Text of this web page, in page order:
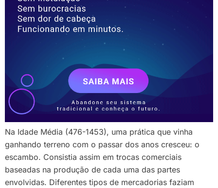
Na Idade Média (476-1453), uma prática que vinha
ganhando terreno com o passar dos anos cresceu: o
escambo. Consistia assim em trocas comerciais
baseadas na produção de cada uma das partes
envolvidas. Diferentes tipos de mercadorias faziam